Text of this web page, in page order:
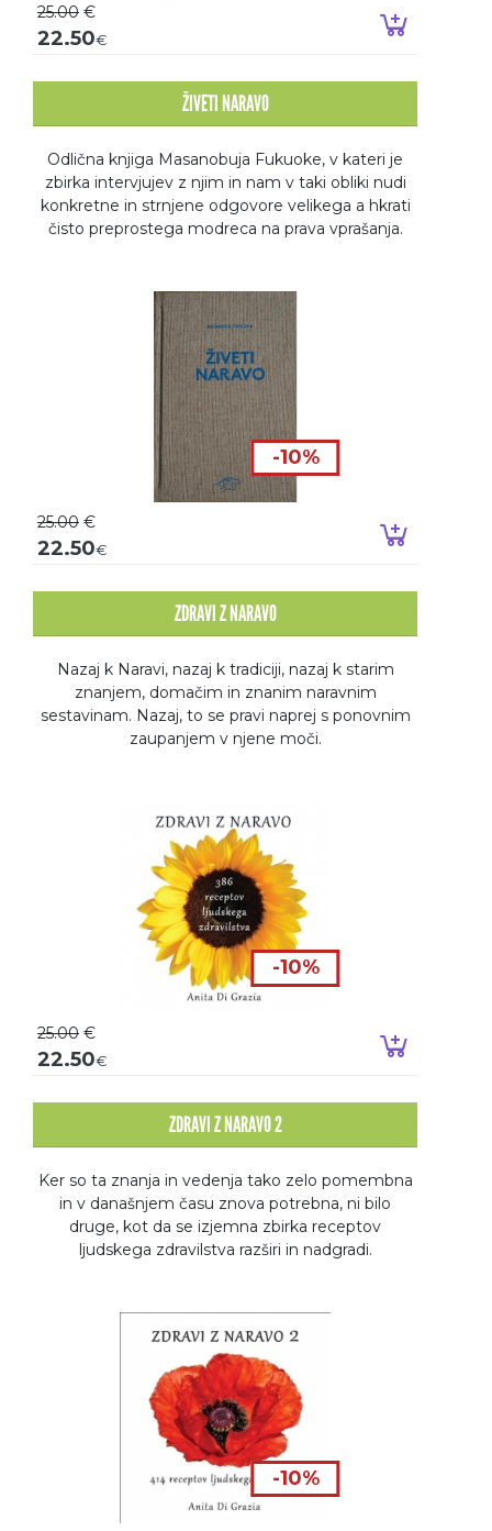
25.00 €
22.50€
ŽIVETI NARAVO
Odlična knjiga Masanobuja Fukuoke, v kateri je
zbirka intervjujev z njim in nam v taki obliki nudi
konkretne in strnjene odgovore velikega a hkrati
čisto preprostega modreca na prava vprašanja.
-10%
25.00 €
22.50€
ZDRAVI Z NARAVO
Nazaj k Naravi, nazaj k tradiciji, nazaj k starim
znanjem, domačim in znanim naravnim
sestavinam. Nazaj, to se pravi naprej s ponovnim
zaupanjem v njene moči.
-10%
25.00 €
22.50€
ZDRAVI Z NARAVO 2
Ker so ta znanja in vedenja tako zelo pomembna
in v današnjem času znova potrebna, ni bilo
druge, kot da se izjemna zbirka receptov
ljudskega zdravilstva razširi in nadgradi.
-10%